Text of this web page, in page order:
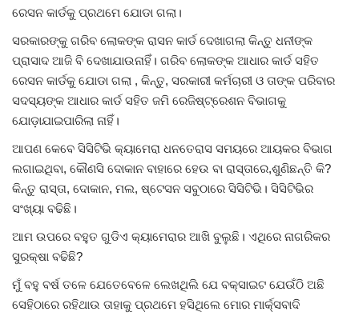
ଭିଡିଓ
ରେସନ କାର୍ଡକୁ ପ୍ରଥମେ ଯୋଡା ଗଲା।
ସରକାରଙ୍କୁ ଗରିବ ଲୋକଙ୍କ ରାସନ କାର୍ଡ ଦେଖାଗଲା କିନ୍ତୁ ଧନୀଙ୍କ
ପ୍ରାସାଦ ଆଜି ବି ଦେଖାଯାଉନାହିଁ। ଗରିବ ଲୋକଙ୍କ ଆଧାର କାର୍ଡ ସହିତ
ରେସନ କାର୍ଡକୁ ଯୋଡା ଗଲା , କିନ୍ତୁ, ସରକାରୀ କର୍ମଚାରୀ ଓ ତାଙ୍କ ପରିବାର
ସଦସ୍ୟଙ୍କ ଆଧାର କାର୍ଡ ସହିତ ଜମି ରେଜିଷ୍ଟ୍ରେଶନ ବିଭାଗକୁ
ଯୋଡ଼ାଯାଇପାରିଲା ନାହିଁ।
ଆପଣ କେବେ ସିସିଟିଭି କ୍ୟାମେରା ଧନତେରାସ ସମୟରେ ଆୟକର ବିଭାଗ
ଲଗାଇଥିବା, କୌଣସି ଦୋକାନ ବାହାରେ ହେଉ ବା ରାସ୍ତାରେ,ଶୁଣିଛନ୍ତି କି?
କିନ୍ତୁ ରାସ୍ତା, ଦୋକାନ, ମଲ, ଷ୍ଟେସନ ସବୁଠାରେ ସିସିଟିଭି। ସିସିଟିଭିର
ସଂଖ୍ୟା ବଢିଛି।
ଆମ ଉପରେ ବହୁତ ଗୁଡିଏ କ୍ୟାମେରାର ଆଖି ବୁଲୁଛି। ଏଥିରେ ନାଗରିକର
ସୁରକ୍ଷା ବଢିଛି?
ମୁଁ ବହୁ ବର୍ଷ ତଳେ ଯେତେବେଳେ ଲେଖଥିଲି ଯେ ବକ୍ସାଇଟ ଯେଉଁଠି ଅଛି
ସେହିଠାରେ ରହିଥାଉ ତାହାକୁ ପ୍ରଥମେ ହସିଥିଲେ ମୋର ମାର୍କ୍ସବାଦି